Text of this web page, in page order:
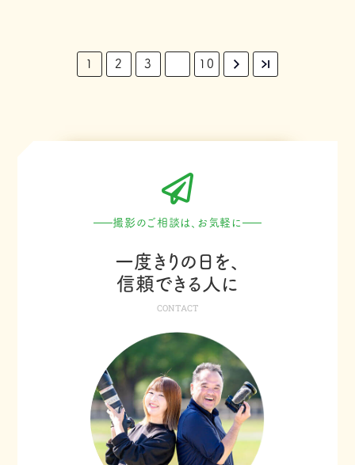
1 2 3 10
撮影のご相談は、お気軽に
一度きりの日を、
信頼できる人に
CONTACT